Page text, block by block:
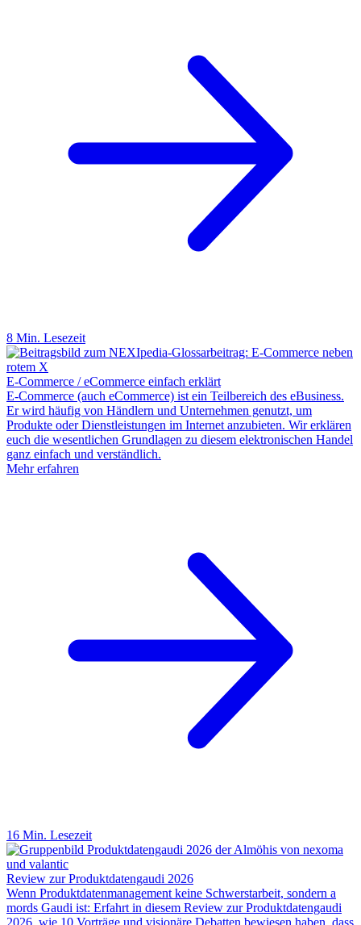
8 Min. Lesezeit
E-Commerce / eCommerce einfach erklärt
E-Commerce (auch eCommerce) ist ein Teilbereich des eBusiness.
Er wird häufig von Händlern und Unternehmen genutzt, um
Produkte oder Dienstleistungen im Internet anzubieten. Wir erklären
euch die wesentlichen Grundlagen zu diesem elektronischen Handel
ganz einfach und verständlich.
Mehr erfahren
16 Min. Lesezeit
Review zur Produktdatengaudi 2026
Wenn Produktdatenmanagement keine Schwerstarbeit, sondern a
mords Gaudi ist: Erfahrt in diesem Review zur Produktdatengaudi